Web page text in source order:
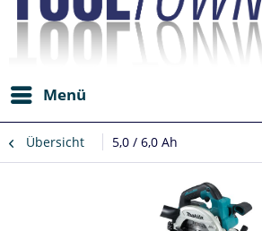
Menü
Übersicht 5,0 / 6,0 Ah